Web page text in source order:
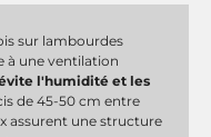
sur lambourdes
à une ventilation
l'humidité et les
de 45-50 cm entre
assurent une structure